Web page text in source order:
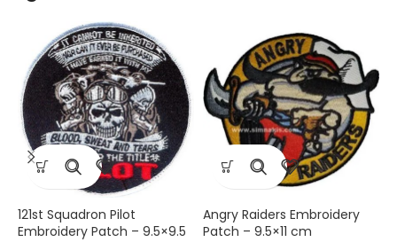
121st Squadron Pilot
Embroidery Patch – 9.5×9.5
Angry Raiders Embroidery
Patch – 9.5×11 cm